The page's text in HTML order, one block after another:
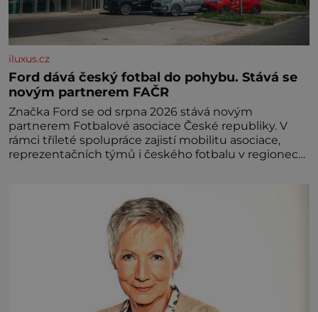
iluxus.cz
Ford dává český fotbal do pohybu. Stává se
novým partnerem FAČR
Značka Ford se od srpna 2026 stává novým
partnerem Fotbalové asociace České republiky. V
rámci tříleté spolupráce zajistí mobilitu asociace,
reprezentačních týmů i českého fotbalu v regionech.